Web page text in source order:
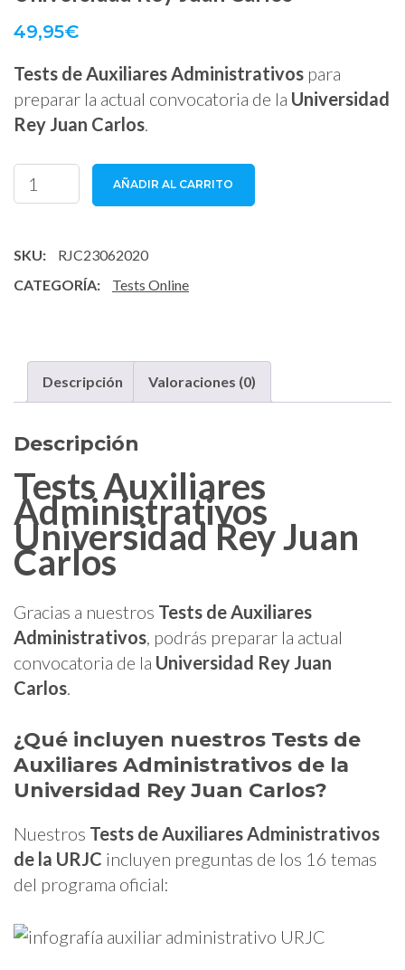
49,95€
Tests de Auxiliares Administrativos para
preparar la actual convocatoria de la Universidad
Rey Juan Carlos.
Tests
Auxiliares
Universidad
Rey
AÑADIR AL CARRITO
SKU:
RJC23062020
CATEGORÍA:
Tests Online
Descripción Valoraciones (0)
Descripción
Tests Auxiliares
Administrativos
Universidad Rey Juan
Carlos
Gracias a nuestros Tests de Auxiliares
Administrativos, podrás preparar la actual
convocatoria de la Universidad Rey Juan
Carlos.
¿Qué incluyen nuestros Tests de
Auxiliares Administrativos de la
Universidad Rey Juan Carlos?
Nuestros Tests de Auxiliares Administrativos
de la URJC incluyen preguntas de los 16 temas
del programa oficial: